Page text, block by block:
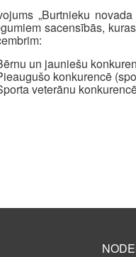
„Burtnieku
sacensībās,
un jauniešu
konkurencē
veterānu